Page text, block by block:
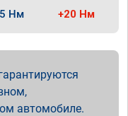
Нм +20 Нм
автомобиле.